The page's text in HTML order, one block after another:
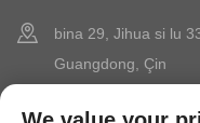
bina 29, Jihua si lu
Guangdong, Çin